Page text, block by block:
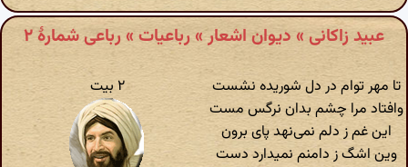
عبید زاکانی » دیوان اشعار » رباعیات » رباعی شمارهٔ ۲
تا مهر توام در دل شوریده نشست
وافتاد مرا چشم بدان نرگس مست
این غم ز دلم نمی‌نهد پای برون
وین اشگ ز دامنم نمیدارد دست
۲ بیت